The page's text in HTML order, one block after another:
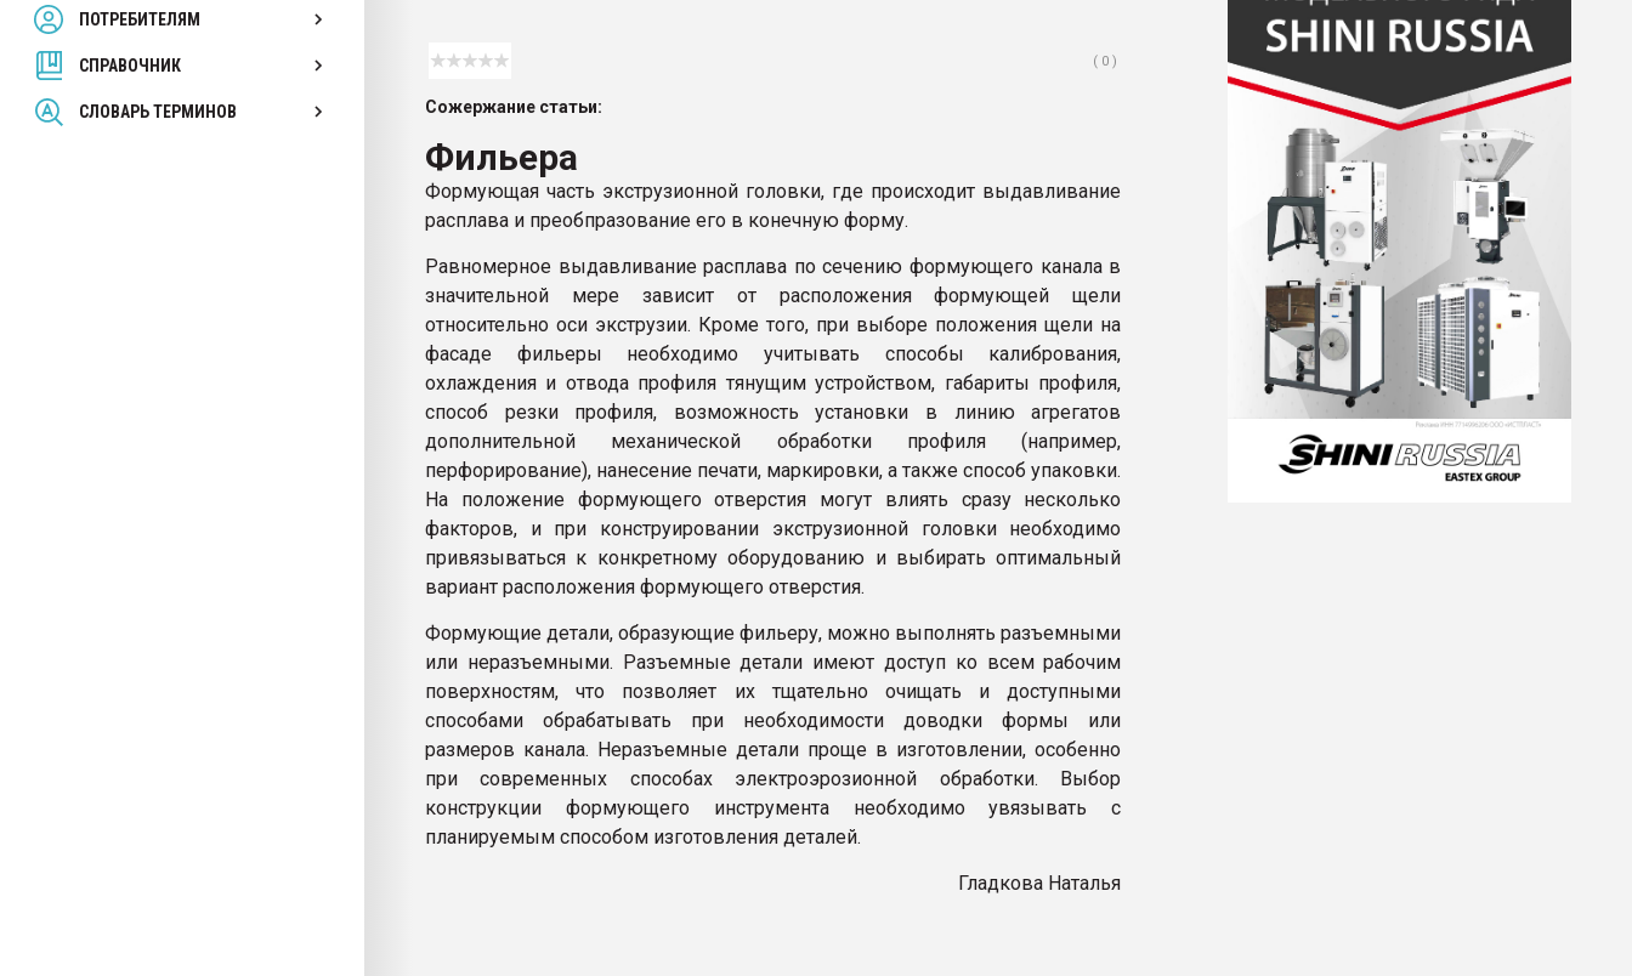
ПОТРЕБИТЕЛЯМ
СПРАВОЧНИК
СЛОВАРЬ ТЕРМИНОВ
( 0 )
Сожержание статьи:
Фильера
Формующая часть экструзионной головки, где происходит выдавливание
расплава и преобпразование его в конечную форму.
Равномерное выдавливание расплава по сечению формующего канала в
значительной мере зависит от расположения формующей щели
относительно оси экструзии. Кроме того, при выборе положения щели на
фасаде фильеры необходимо учитывать способы калибрования,
охлаждения и отвода профиля тянущим устройством, габариты профиля,
способ резки профиля, возможность установки в линию агрегатов
дополнительной механической обработки профиля (например,
перфорирование), нанесение печати, маркировки, а также способ упаковки.
На положение формующего отверстия могут влиять сразу несколько
факторов, и при конструировании экструзионной головки необходимо
привязываться к конкретному оборудованию и выбирать оптимальный
вариант расположения формующего отверстия.
Формующие детали, образующие фильеру, можно выполнять разъемными
или неразъемными. Разъемные детали имеют доступ ко всем рабочим
поверхностям, что позволяет их тщательно очищать и доступными
способами обрабатывать при необходимости доводки формы или
размеров канала. Неразъемные детали проще в изготовлении, особенно
при современных способах электроэрозионной обработки. Выбор
конструкции формующего инструмента необходимо увязывать с
планируемым способом изготовления деталей.
Гладкова Наталья